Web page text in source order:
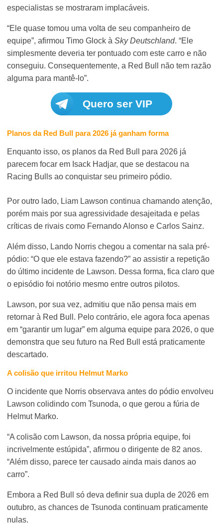
especialistas se mostraram implacáveis.
“Ele quase tomou uma volta de seu companheiro de
equipe”, afirmou Timo Glock àSky Deutschland. “Ele
simplesmente deveria ter pontuado com este carro e não
conseguiu. Consequentemente, a Red Bull não tem razão
alguma para mantê-lo”.
Quero ser VIP
Planos da Red Bull para 2026 já ganham forma
Enquanto isso, os planos da Red Bull para 2026 já
parecem focar em Isack Hadjar, que se destacou na
Racing Bulls ao conquistar seu primeiro pódio.
Por outro lado, Liam Lawson continua chamando atenção,
porém mais por sua agressividade desajeitada e pelas
críticas de rivais como Fernando Alonso e Carlos Sainz.
Além disso, Lando Norris chegou a comentar na sala pré-
pódio: “O que ele estava fazendo?” ao assistir a repetição
do último incidente de Lawson. Dessa forma, fica claro que
o episódio foi notório mesmo entre outros pilotos.
Lawson, por sua vez, admitiu que não pensa mais em
retornar à Red Bull. Pelo contrário, ele agora foca apenas
em “garantir um lugar” em alguma equipe para 2026, o que
demonstra que seu futuro na Red Bull está praticamente
descartado.
A colisão que irritou Helmut Marko
O incidente que Norris observava antes do pódio envolveu
Lawson colidindo com Tsunoda, o que gerou a fúria de
Helmut Marko.
“A colisão com Lawson, da nossa própria equipe, foi
incrivelmente estúpida”, afirmou o dirigente de 82 anos.
“Além disso, parece ter causado ainda mais danos ao
carro”.
Embora a Red Bull só deva definir sua dupla de 2026 em
outubro, as chances de Tsunoda continuam praticamente
nulas.